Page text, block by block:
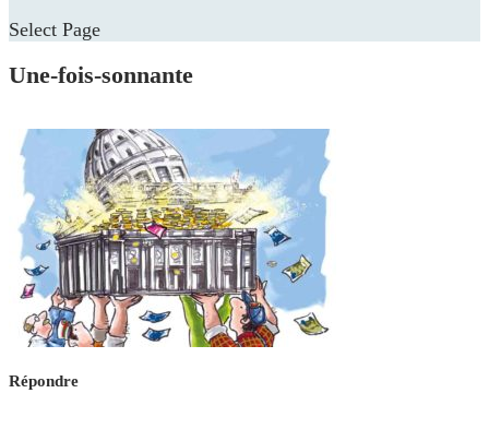
Select Page
Une-fois-sonnante
Répondre